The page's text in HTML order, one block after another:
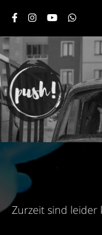
Zurzeit sind